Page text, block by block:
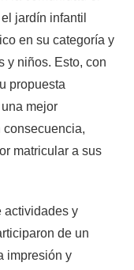
jardín infantil
en su categoría y
y niños. Esto, con
propuesta
mejor
consecuencia,
matricular a sus
actividades y
de un
impresión y